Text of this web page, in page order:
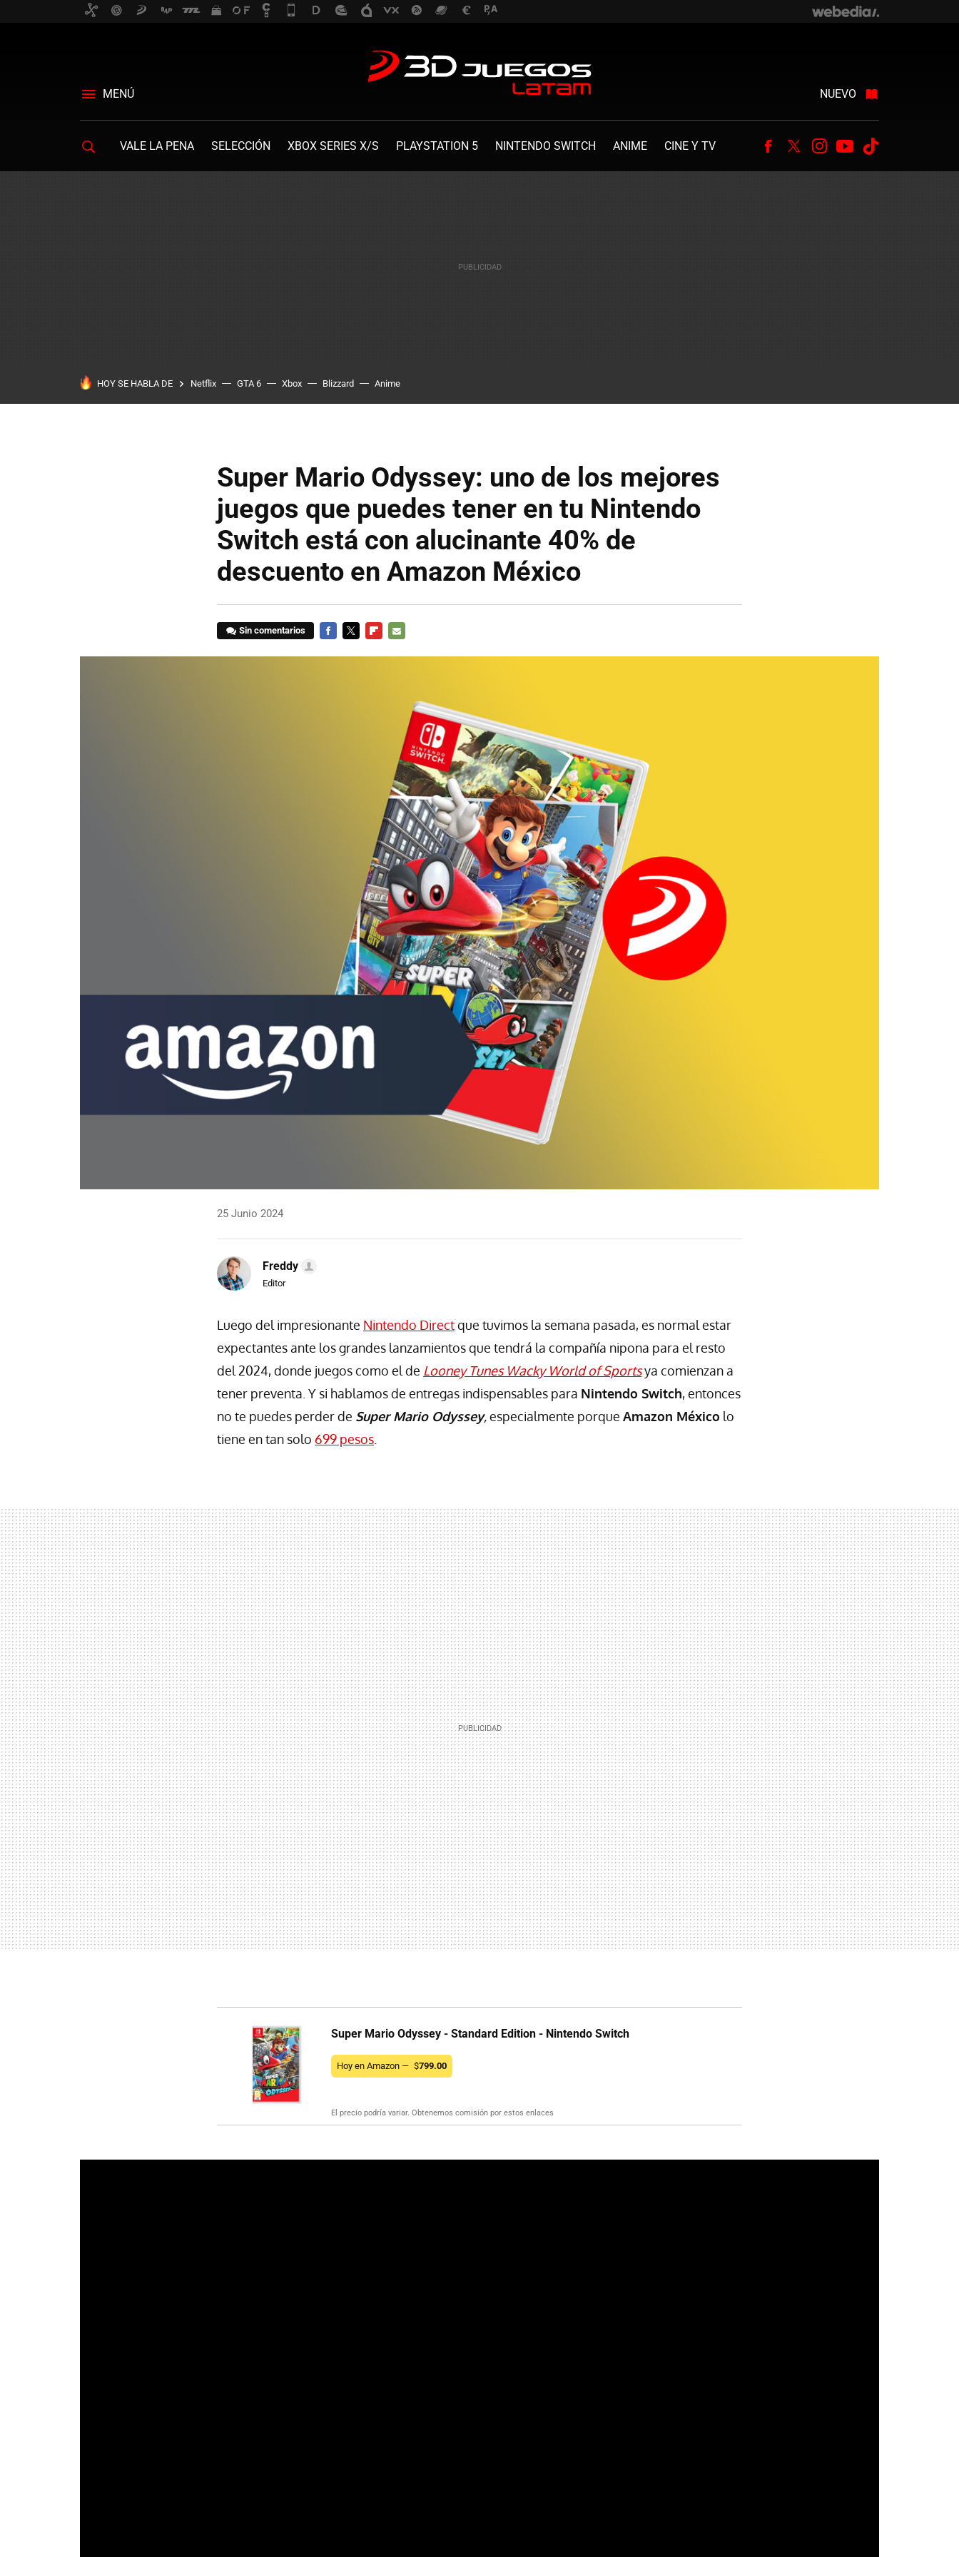
MENÚ NUEVO
VALE LA PENA SELECCIÓN XBOX SERIES X/S PLAYSTATION 5 NINTENDO SWITCH ANIME CINE Y TV Facebook
TwitterInstagram
Youtube
HOY SE HABLA DE Netflix GTA 6 Xbox Blizzard Anime
Super Mario Odyssey: uno de los mejores
juegos que puedes tener en tu Nintendo
Switch está con alucinante 40% de
descuento en Amazon México
Sin comentarios
25 Junio 2024
Freddy
Editor
Luego del impresionante Nintendo Directque tuvimos la semana pasada, es normal estar
expectantes ante los grandes lanzamientos que tendrá la compañía nipona para el resto
del 2024, donde juegos como el de Looney Tunes Wacky World of Sportsya comienzan a
tener preventa. Y si hablamos de entregas indispensables para Nintendo Switch, entonces
no te puedes perder de Super Mario Odyssey,especialmente porque Amazon México lo
tiene en tan solo 699 pesos
Super Mario Odyssey - Standard Edition - Nintendo Switch
Hoy en Amazon — $799.00
El precio podría variar. Obtenemos comisión por estos enlaces